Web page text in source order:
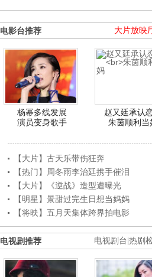
大片放映
电影台推荐
杨幂多线发展
演员变身歌手
赵又廷承认
朱茵顺利当
【大片】古天乐带伤狂奔
【热门】周冬雨李治廷携手催泪
【大片】《逆战》造型遭曝光
【明星】景甜过完生日想当妈妈
【将映】五月天集体跨界拍电影
电视剧台 热剧
电视剧推荐